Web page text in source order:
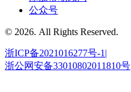
公众号
© 2026. All Rights Reserved.
浙ICP备2021016277号-1|
浙公网安备33010802011810号